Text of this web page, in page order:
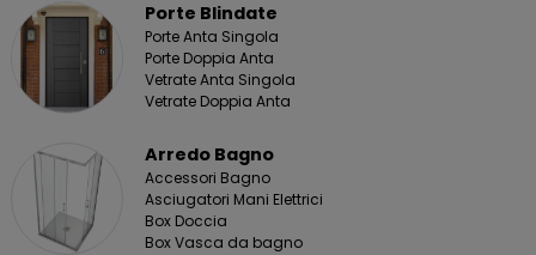
Porte Blindate
Porte Anta Singola
Porte Doppia Anta
Vetrate Anta Singola
Vetrate Doppia Anta
Arredo Bagno
Accessori Bagno
Asciugatori Mani Elettrici
Box Doccia
Box Vasca da bagno